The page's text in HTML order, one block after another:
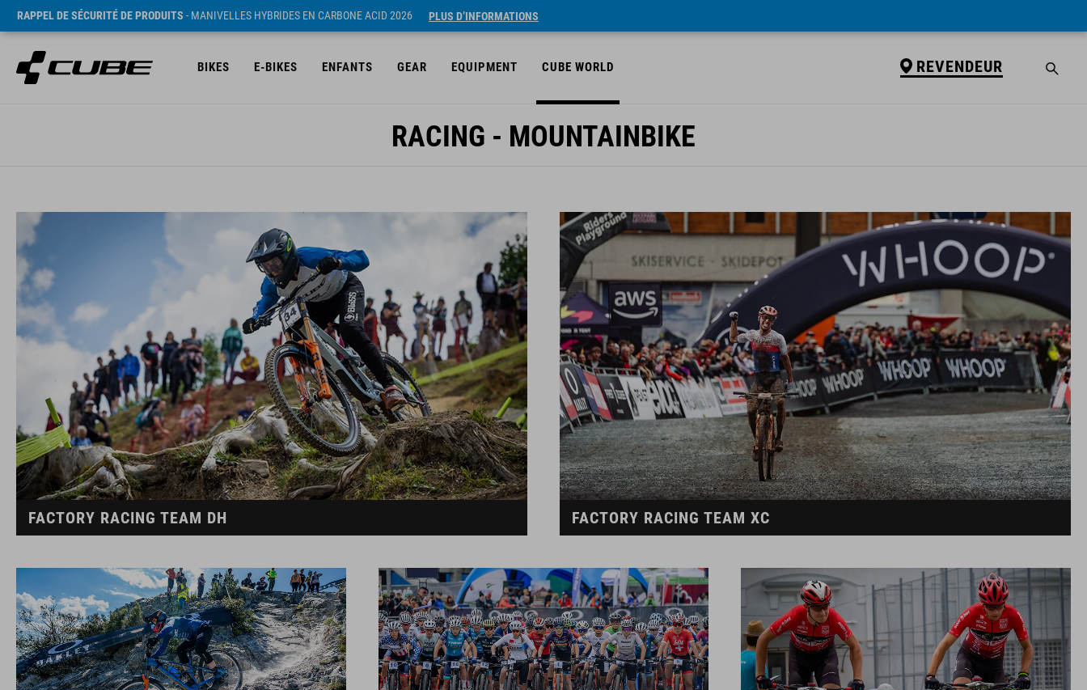
RAPPEL DE SÉCURITÉ DE PRODUITS - MANIVELLES HYBRIDES EN CARBONE ACID 2026 PLUS D’INFORMATIONS
BIKES E-BIKES ENFANTS GEAR EQUIPMENT CUBE WORLD REVENDEUR
RACING - MOUNTAINBIKE
FACTORY RACING TEAM DH FACTORY RACING TEAM XC